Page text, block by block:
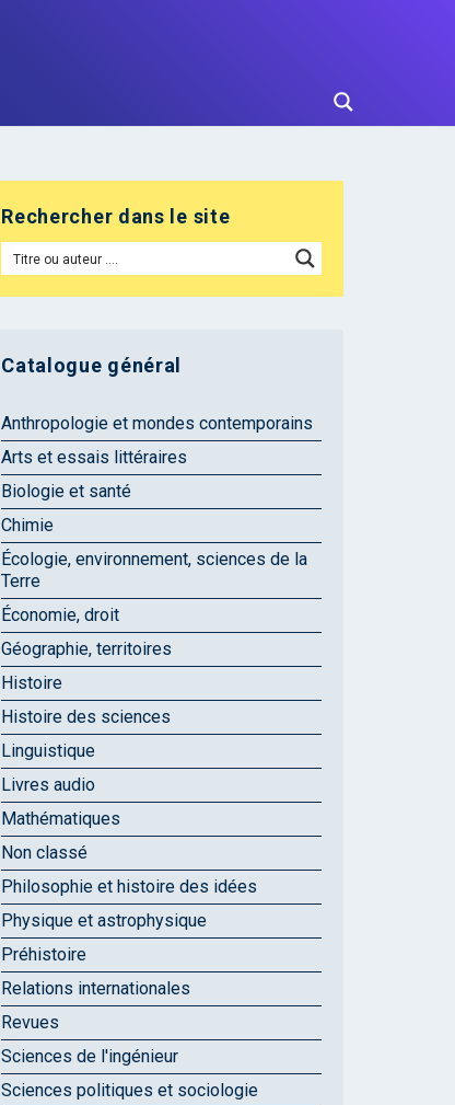
Rechercher dans le site
Catalogue général
Anthropologie et mondes contemporains
Arts et essais littéraires
Biologie et santé
Chimie
Écologie, environnement, sciences de la
Terre
Économie, droit
Géographie, territoires
Histoire
Histoire des sciences
Linguistique
Livres audio
Mathématiques
Non classé
Philosophie et histoire des idées
Physique et astrophysique
Préhistoire
Relations internationales
Revues
Sciences de l'ingénieur
Sciences politiques et sociologie